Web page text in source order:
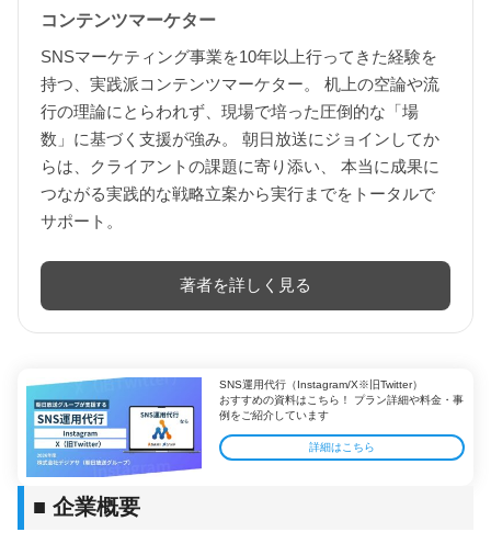
コンテンツマーケター
SNSマーケティング事業を10年以上行ってきた経験を
持つ、実践派コンテンツマーケター。 机上の空論や流
行の理論にとらわれず、現場で培った圧倒的な「場
数」に基づく支援が強み。 朝日放送にジョインしてか
らは、クライアントの課題に寄り添い、 本当に成果に
つながる実践的な戦略立案から実行までをトータルで
サポート。
著者を詳しく見る
SNS運用代行（Instagram/X※旧Twitter）
おすすめの資料はこちら！ プラン詳細や料金・事
例をご紹介しています
詳細はこちら
■ 企業概要